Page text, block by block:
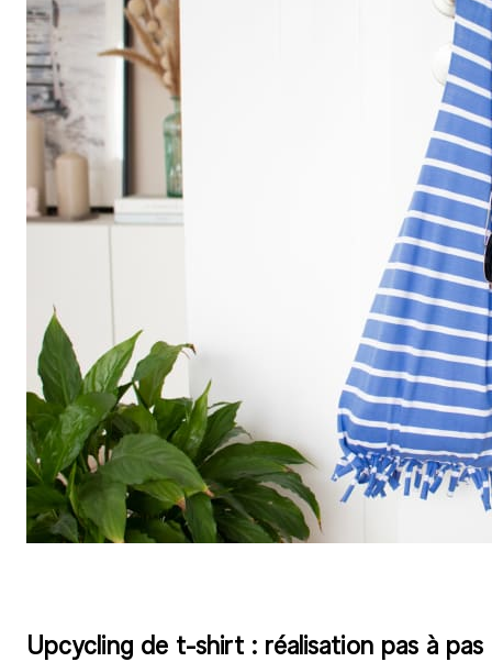
Upcycling de t-shirt : réalisation pas à pas